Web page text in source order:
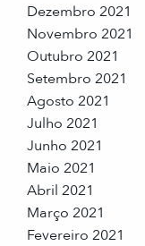
Dezembro 2021
Novembro 2021
Outubro 2021
Setembro 2021
Agosto 2021
Julho 2021
Junho 2021
Maio 2021
Abril 2021
Março 2021
Fevereiro 2021